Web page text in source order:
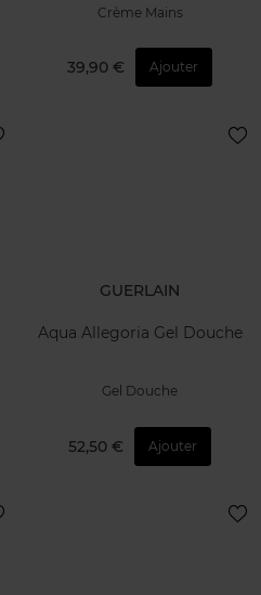
Crème Mains
39,90 € Ajouter
GUERLAIN
Aqua Allegoria Gel Douche
Gel Douche
52,50 € Ajouter